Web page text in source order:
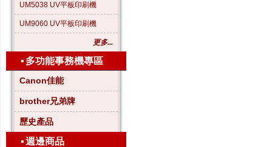
UM5038 UV平板印刷機
UM9060 UV平板印刷機
更多...
▪ 多功能事務機專區
Canon佳能
brother兄弟牌
歷史產品
▪週邊商品